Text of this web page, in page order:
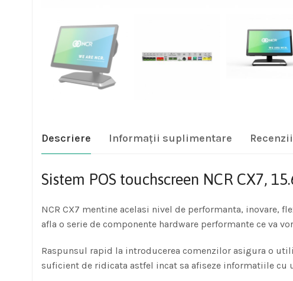
Descriere Informații suplimentare
Sistem POS touchscreen NCR CX7,
NCR CX7 mentine acelasi nivel de performanta, inovare,
afla o serie de componente hardware performante ce va
Raspunsul rapid la introducerea comenzilor asigura o
suficient de ridicata astfel incat sa afiseze informatiile